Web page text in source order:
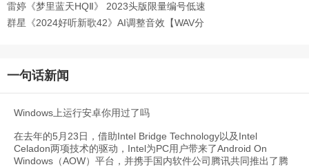
分轨
雷婷《梦里蓝天HQⅡ》 2023头版限量编号低速
原抓
群星《2024好听新歌42》AI调整音效【WAV分
一句话新闻
Windows上运行安卓你用过了吗
在去年的5月23日，借助Intel Bridge Technology以及Intel
Celadon两项技术的驱动，Intel为PC用户带来了Android On
Windows（AOW）平台，并携手国内软件公司腾讯共同推出了腾